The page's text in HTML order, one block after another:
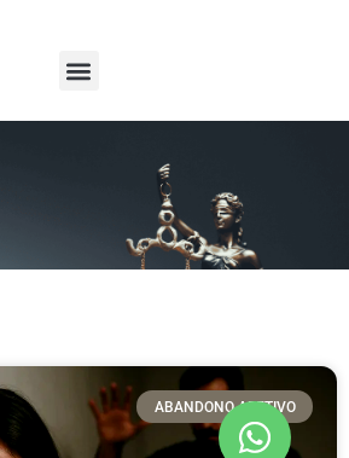
ABANDONO AFETIVO